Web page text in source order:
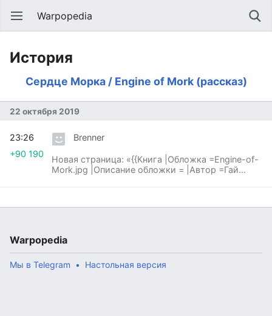
Warpopedia
История
Сердце Морка / Engine of Mork (рассказ)
22 октября 2019
Brenner
Новая страница: «{{Книга |Обложка =Engine-of-
Mork.jpg |Описание обложки = |Автор =Гай
23:26
+90 190
Warpopedia
Мы в Telegram Настольная версия